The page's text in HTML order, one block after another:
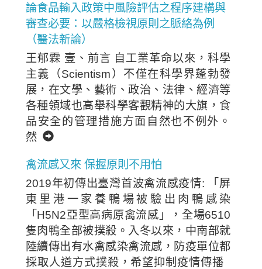
論食品輸入政策中風險評估之程序建構與
審查必要：以嚴格檢視原則之脈絡為例
（醫法新論）
王郁霖 壹、前言 自工業革命以來，科學
主義（Scientism）不僅在科學界蓬勃發
展，在文學、藝術、政治、法律、經濟等
各種領域也高舉科學客觀精神的大旗，食
品安全的管理措施方面自然也不例外。
然
禽流感又來 保握原則不用怕
2019年初傳出臺灣首波禽流感疫情: 「屏
東里港一家養鴨場被驗出肉鴨感染
「H5N2亞型高病原禽流感」，全場6510
隻肉鴨全部被撲殺。入冬以來，中南部就
陸續傳出有水禽感染禽流感，防疫單位都
採取人道方式撲殺，希望抑制疫情傳播